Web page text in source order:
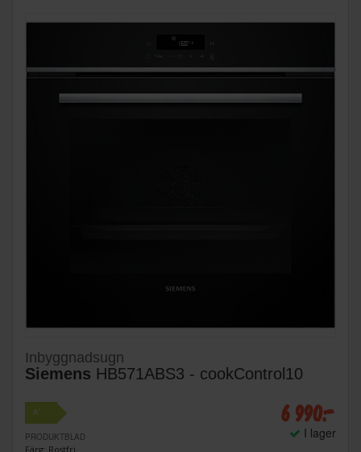
Inbyggnadsugn
Siemens HB571ABS3 - cookControl10
A+
PRODUKTBLAD
Färg: Rostfri
6 990:-
I lager